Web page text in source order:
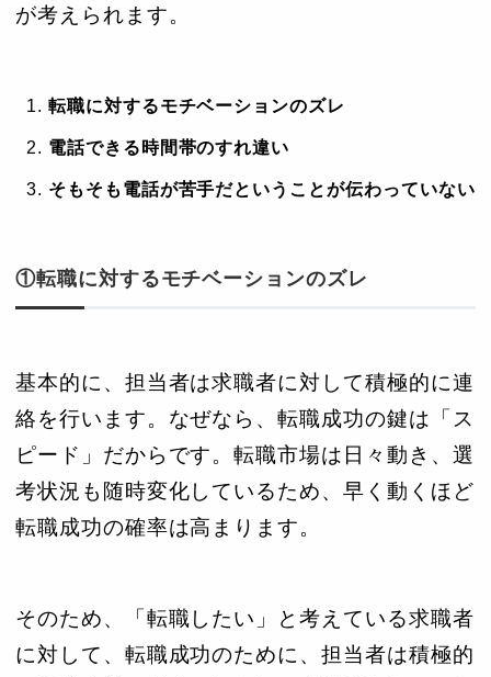
が考えられます。
転職に対するモチベーションのズレ
電話できる時間帯のすれ違い
そもそも電話が苦手だということが伝わっていない
①転職に対するモチベーションのズレ
基本的に、担当者は求職者に対して積極的に連
絡を行います。なぜなら、転職成功の鍵は「ス
ピード」だからです。転職市場は日々動き、選
考状況も随時変化しているため、早く動くほど
転職成功の確率は高まります。
そのため、「転職したい」と考えている求職者
に対して、転職成功のために、担当者は積極的